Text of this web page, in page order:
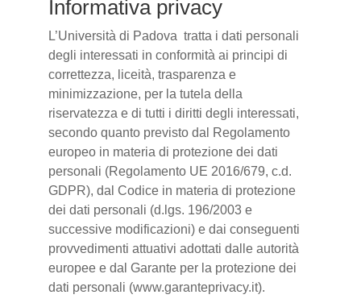
Informativa privacy
L’Università di Padova tratta i dati personali
degli interessati in conformità ai principi di
correttezza, liceità, trasparenza e
minimizzazione, per la tutela della
riservatezza e di tutti i diritti degli interessati,
secondo quanto previsto dal Regolamento
europeo in materia di protezione dei dati
personali (Regolamento UE 2016/679, c.d.
GDPR), dal Codice in materia di protezione
dei dati personali (d.lgs. 196/2003 e
successive modificazioni) e dai conseguenti
provvedimenti attuativi adottati dalle autorità
europee e dal Garante per la protezione dei
dati personali (www.garanteprivacy.it).